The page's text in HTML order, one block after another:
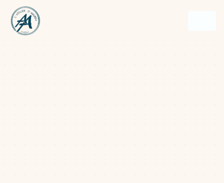
Panneau de gestion des cookies